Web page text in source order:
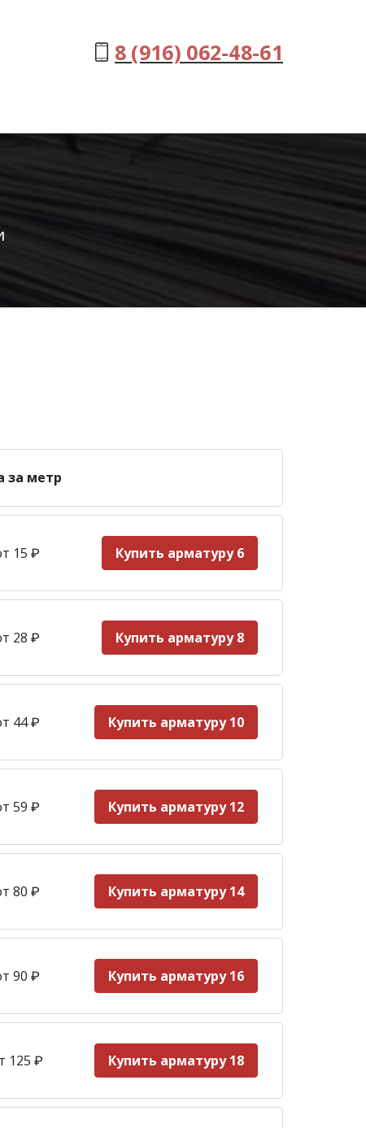
8 (916) 062-48-61
за метр
15 ₽ Купить арматуру 6
28 ₽ Купить арматуру 8
44₽ Купить арматуру 10
59 ₽ Купить арматуру 12
80 ₽ Купить арматуру 14
90 ₽ Купить арматуру 16
125 ₽ Купить арматуру 18